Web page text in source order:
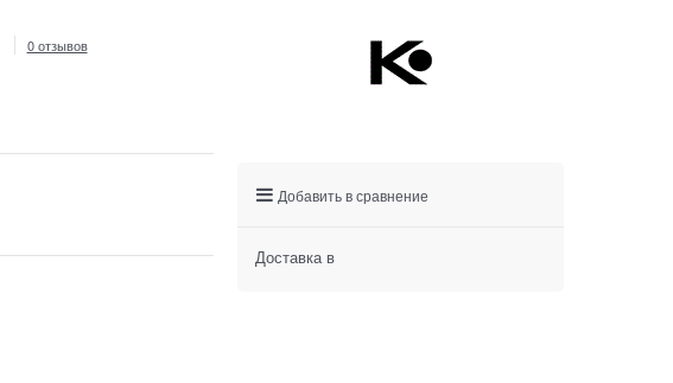
0 отзывов
Добавить в сравнение
Доставка в